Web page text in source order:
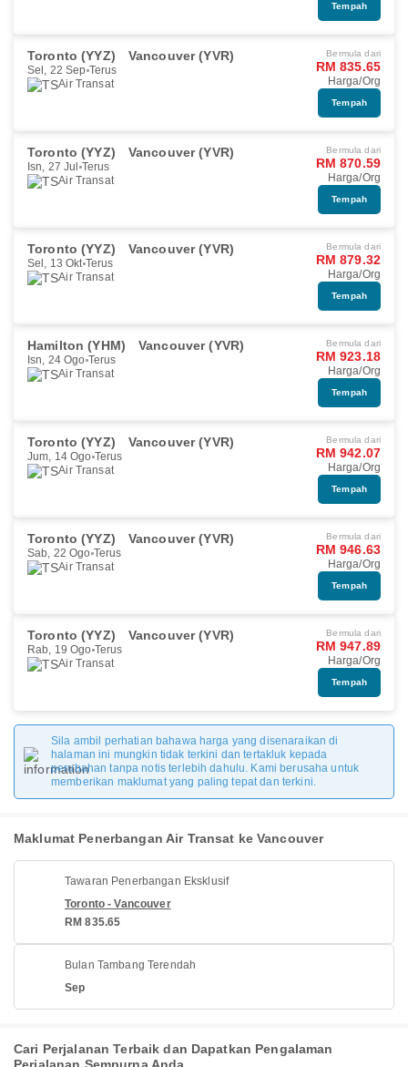
Tempah
Toronto (YYZ) Vancouver (YVR)
Sel, 22 Sep Terus
Air Transat
Bermula dari
RM 835.65
Harga/Org
Tempah
Toronto (YYZ) Vancouver (YVR)
Isn, 27 Jul Terus
Air Transat
Bermula dari
RM 870.59
Harga/Org
Tempah
Toronto (YYZ) Vancouver (YVR)
Sel, 13 Okt Terus
Air Transat
Bermula dari
RM 879.32
Harga/Org
Tempah
Hamilton (YHM) Vancouver (YVR)
Isn, 24 Ogo Terus
Air Transat
Bermula dari
RM 923.18
Harga/Org
Tempah
Toronto (YYZ) Vancouver (YVR)
Jum, 14 Ogo Terus
Air Transat
Bermula dari
RM 942.07
Harga/Org
Tempah
Toronto (YYZ) Vancouver (YVR)
Sab, 22 Ogo Terus
Air Transat
Bermula dari
RM 946.63
Harga/Org
Tempah
Toronto (YYZ) Vancouver (YVR)
Rab, 19 Ogo Terus
Air Transat
Bermula dari
RM 947.89
Harga/Org
Tempah
Sila ambil perhatian bahawa harga yang disenaraikan di
halaman ini mungkin tidak terkini dan tertakluk kepada
perubahan tanpa notis terlebih dahulu. Kami berusaha untuk
memberikan maklumat yang paling tepat dan terkini.
Maklumat Penerbangan Air Transat ke Vancouver
Tawaran Penerbangan Eksklusif
Toronto - Vancouver
RM 835.65
Bulan Tambang Terendah
Sep
Cari Perjalanan Terbaik dan Dapatkan Pengalaman